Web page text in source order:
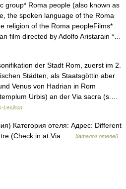
group* Roma people (also known as
the spoken language of the Roma
religion of the Roma peopleFilms*
film directed by Adolfo Aristarain *…
der Stadt Rom, zuerst im 2.
Städten, als Staatsgöttin aber
Venus von Hadrian in Rom
Urbis) an der Via sacra (s.…
Lexikon
Категория отеля: Адрес: Different
(Check in at Via …
Каталог отелей